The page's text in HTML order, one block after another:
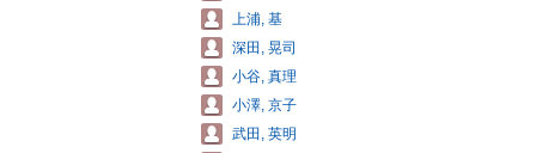
上浦, 基
深田, 晃司
小谷, 真理
小澤, 京子
武田, 英明